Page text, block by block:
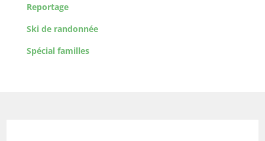
Reportage
Ski de randonnée
Spécial familles